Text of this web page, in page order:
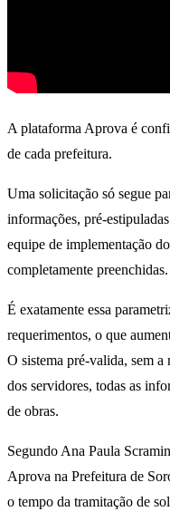
A plataforma Aprova é
de cada prefeitura.
Uma solicitação só segue
informações, pré-
equipe de implementação
completamente preenchidas.
É exatamente essa
requerimentos, o que
O sistema pré-valida, sem a
dos servidores, todas as
de obras.
Segundo Ana Paula
Aprova na Prefeitura de
o tempo da tramitação de